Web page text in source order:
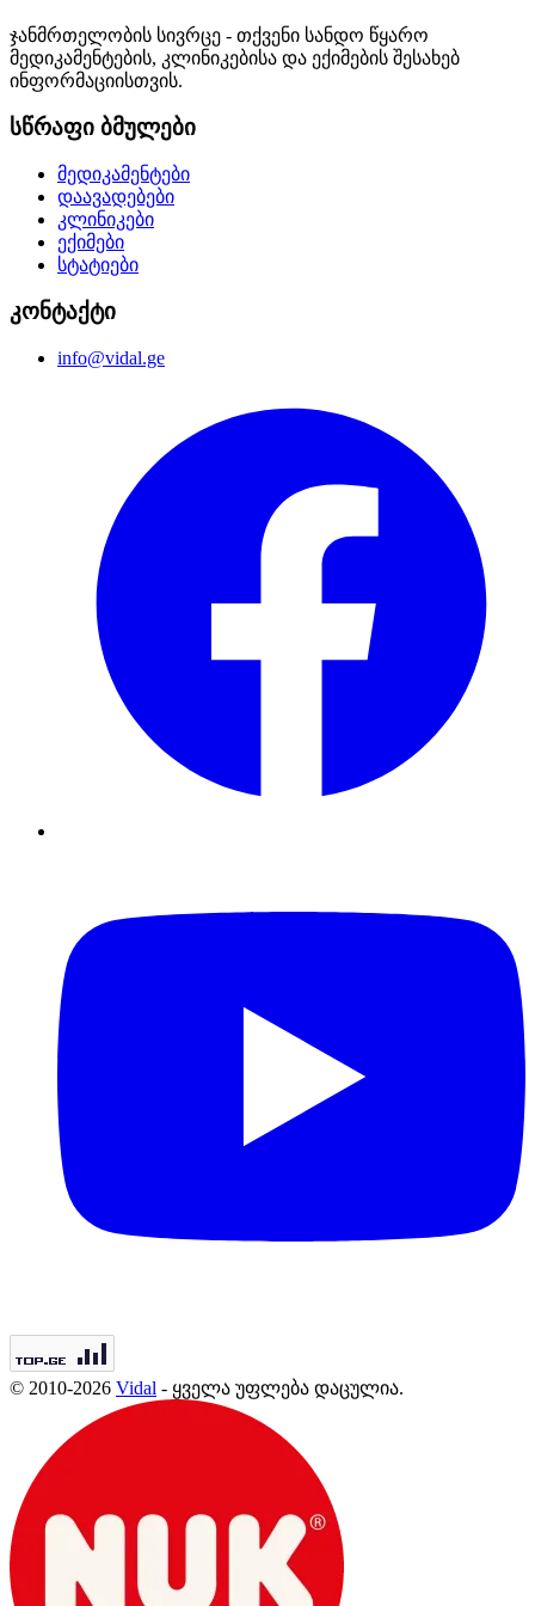
ჯანმრთელობის სივრცე - თქვენი სანდო წყარო
მედიკამენტების, კლინიკებისა და ექიმების შესახებ
ინფორმაციისთვის.
სწრაფი ბმულები
მედიკამენტები
დაავადებები
კლინიკები
ექიმები
სტატიები
კონტაქტი
info@vidal.ge
© 2010-2026 Vidal - ყველა უფლება დაცულია.